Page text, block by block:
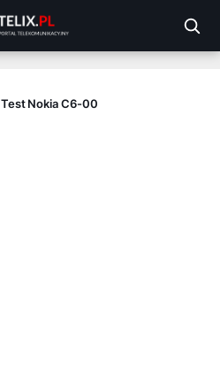
Test Nokia C6-00